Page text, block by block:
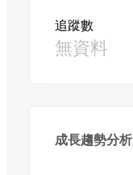
追蹤數
無資料
成長趨勢分析